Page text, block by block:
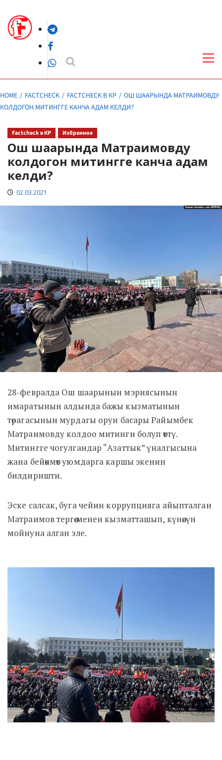
content
Telegram
Facebook
WhatsApp
HOME FACTCHECK FACTCHECK В КР
ОШ ШААРЫНДА МАТРАИМОВДУ
КОЛДОГОН МИТИНГГЕ КАНЧА АДАМ КЕЛДИ?
Factcheck в КР Избранное
Ош шаарында Матраимовду
колдогон митингге канча адам
келди?
02.03.2021
28-февралда Ош шаарынын мэриясынын
имаратынын алдында бажы кызматынын
төрагасынын мурдагы орун басары Райымбек
Матраимовду колдоо митинги болуп өттү.
Митингге чогулгандар “Азаттык” үналгысына
жана бейөкмөт уюмдарга каршы экенин
билдиришти.
Эске салсак, буга чейин коррупцияга айыпталган
Матраимов тергөө менен кызматташып, күнөөсүн
мойнуна алган эле.